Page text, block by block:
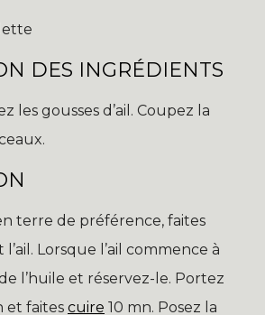
DES INGRÉDIENTS
les gousses d’ail. Coupez la
terre de préférence, faites
Lorsque l’ail commence à
l’huile et réservez-le. Portez
et faites cuire 10 mn. Posez la